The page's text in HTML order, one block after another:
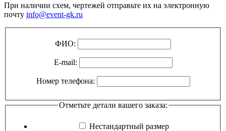
При наличии схем, чертежей отправьте их на электронную
почту info@event-gk.ru
ФИО:
E-mail:
Номер телефона:
Отметьте детали вашего заказа:
Нестандартный размер